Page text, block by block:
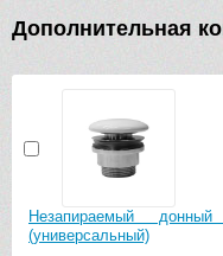
Дополнительная
Незапираемый
(универсальный)